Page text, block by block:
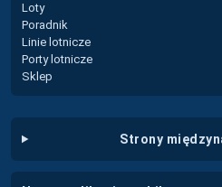
Loty
Poradnik
Linie lotnicze
Porty lotnicze
Sklep
strony